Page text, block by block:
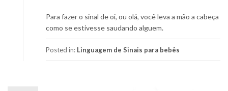
Para fazer o sinal de oi, ou olá, você leva a mão a cabeça
como se estivesse saudando alguem.
Posted in: Linguagem de Sinais para bebês